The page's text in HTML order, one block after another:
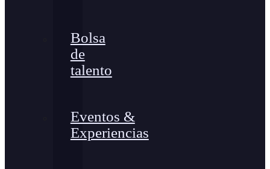
Bolsa
de
talento
Eventos &
Experiencias